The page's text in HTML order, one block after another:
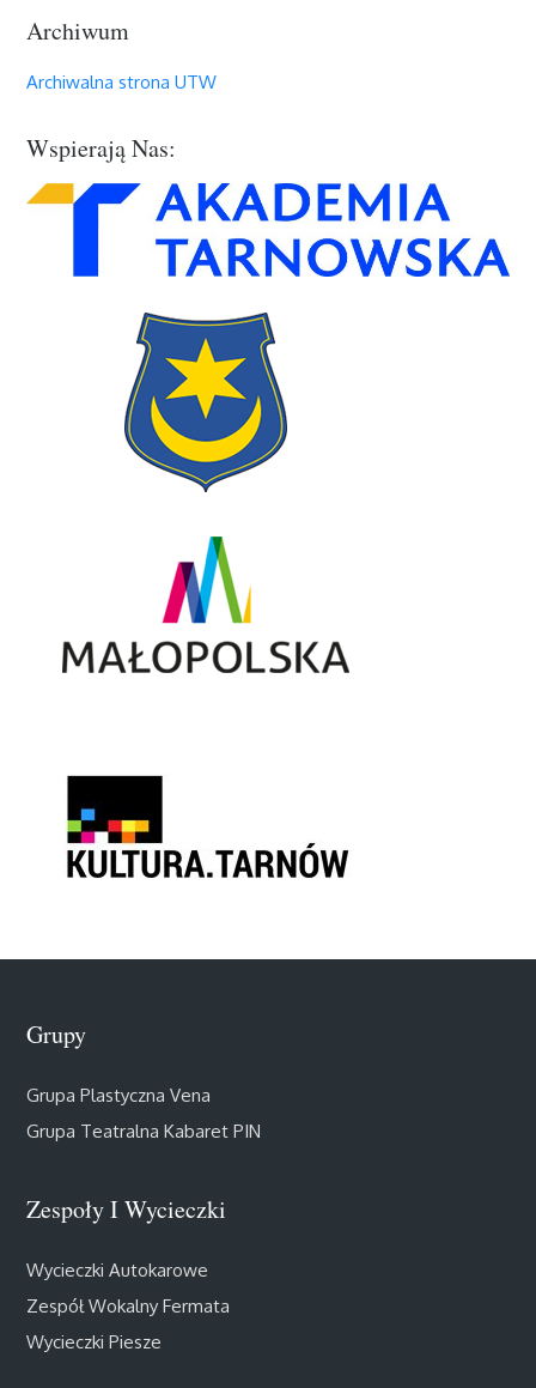
Archiwum
Archiwalna strona UTW
Wspierają Nas:
Grupy
Grupa Plastyczna Vena
Grupa Teatralna Kabaret PIN
Zespoły I Wycieczki
Wycieczki Autokarowe
Zespół Wokalny Fermata
Wycieczki Piesze